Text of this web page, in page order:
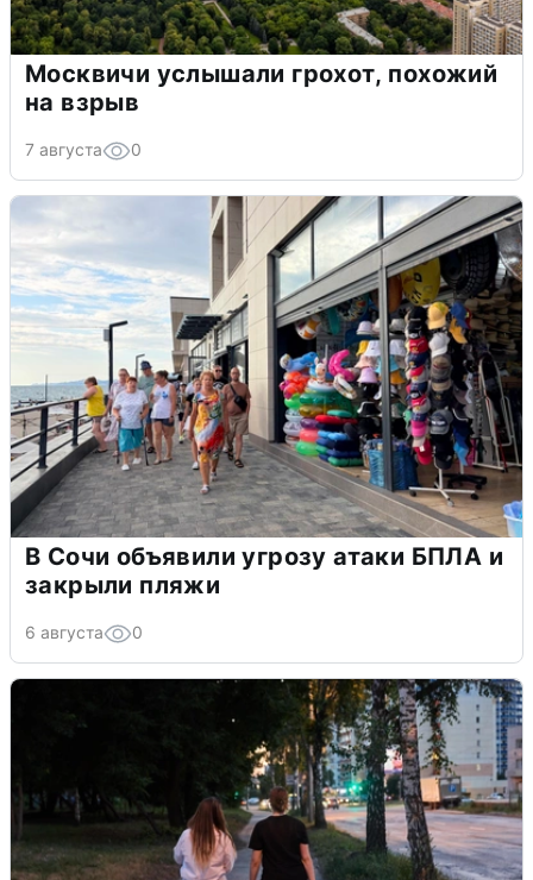
Москвичи услышали грохот, похожий
на взрыв
7 августа 0
В Сочи объявили угрозу атаки БПЛА и
закрыли пляжи
6 августа 0